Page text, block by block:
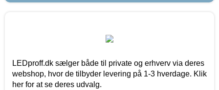
LEDproff.dk sælger både til private og erhverv via deres
webshop, hvor de tilbyder levering på 1-3 hverdage. Klik
her for at se deres udvalg.